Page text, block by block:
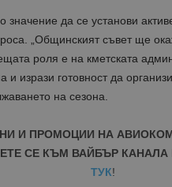
значение да се установи
„Общинският съвет ще
роля е на кметската
изрази готовност да
на сезона.
И ПРОМОЦИИ НА
СЕ КЪМ ВАЙБЪР КАНАЛА
ТУК!